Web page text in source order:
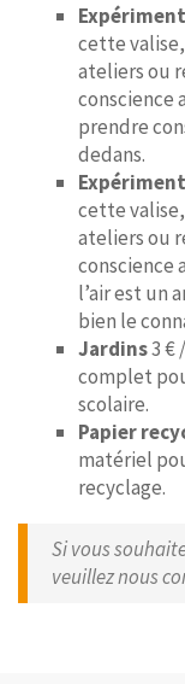
cette
ateliers ou
conscience
prendre
dedans.
cette
ateliers ou
conscience
l’air est un
bien le
Jardins3 €
complet
scolaire.
Papier
matériel
recyclage.
Si vous
veuillez nous